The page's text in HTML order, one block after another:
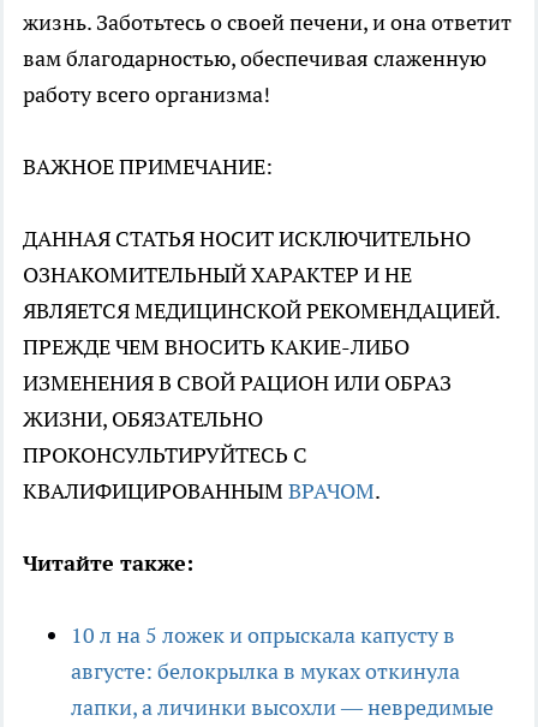
жизнь. Заботьтесь о своей печени, и она ответит
вам благодарностью, обеспечивая слаженную
работу всего организма!
ВАЖНОЕ ПРИМЕЧАНИЕ:
ДАННАЯ СТАТЬЯ НОСИТ ИСКЛЮЧИТЕЛЬНО
ОЗНАКОМИТЕЛЬНЫЙ ХАРАКТЕР И НЕ
ЯВЛЯЕТСЯ МЕДИЦИНСКОЙ РЕКОМЕНДАЦИЕЙ.
ПРЕЖДЕ ЧЕМ ВНОСИТЬ КАКИЕ-ЛИБО
ИЗМЕНЕНИЯ В СВОЙ РАЦИОН ИЛИ ОБРАЗ
ЖИЗНИ, ОБЯЗАТЕЛЬНО
ПРОКОНСУЛЬТИРУЙТЕСЬ С
КВАЛИФИЦИРОВАННЫМ ВРАЧОМ.
Читайте также:
10 л на 5 ложек и опрыскала капусту в
августе: белокрылка в муках откинула
лапки, а личинки высохли — невредимые